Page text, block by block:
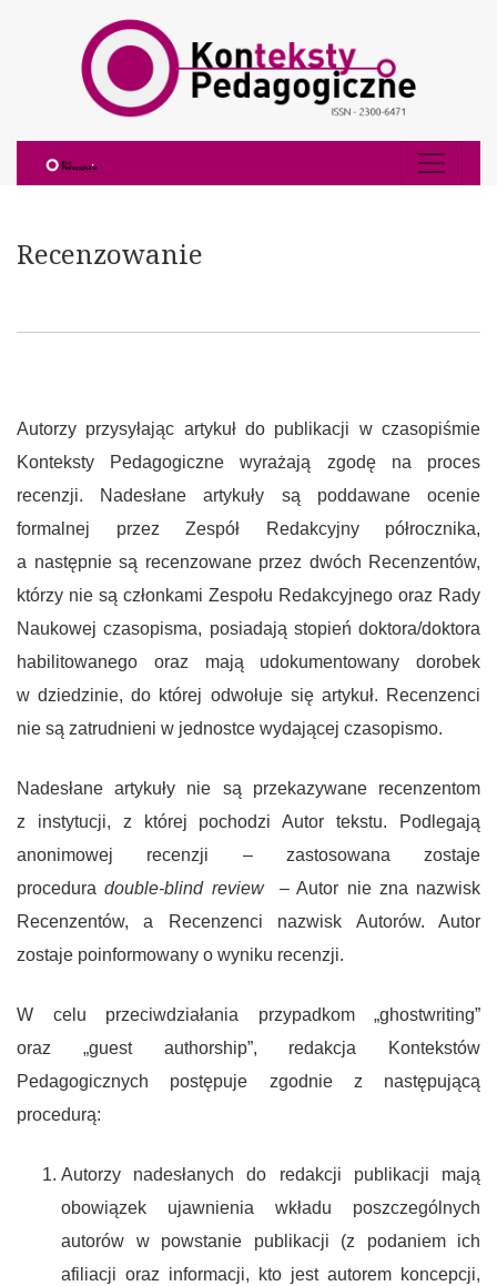
Recenzowanie
Recenzowanie
Autorzy przysyłając artykuł do publikacji w czasopiśmie
Konteksty Pedagogiczne wyrażają zgodę na proces
recenzji. Nadesłane artykuły są poddawane ocenie
formalnej przez Zespół Redakcyjny półrocznika,
a następnie są recenzowane przez dwóch Recenzentów,
którzy nie są członkami Zespołu Redakcyjnego oraz Rady
Naukowej czasopisma, posiadają stopień doktora/doktora
habilitowanego oraz mają udokumentowany dorobek
w dziedzinie, do której odwołuje się artykuł. Recenzenci
nie są zatrudnieni w jednostce wydającej czasopismo.
Nadesłane artykuły nie są przekazywane recenzentom
z instytucji, z której pochodzi Autor tekstu. Podlegają
anonimowej recenzji – zastosowana zostaje
proceduradouble-blind review– Autor nie zna nazwisk
Recenzentów, a Recenzenci nazwisk Autorów. Autor
zostaje poinformowany o wyniku recenzji.
W celu przeciwdziałania przypadkom „ghostwriting”
oraz „guest authorship”, redakcja Kontekstów
Pedagogicznych postępuje zgodnie z następującą
procedurą:
Autorzy nadesłanych do redakcji publikacji mają
obowiązek ujawnienia wkładu poszczególnych
autorów w powstanie publikacji (z podaniem ich
afiliacji oraz informacji, kto jest autorem koncepcji,